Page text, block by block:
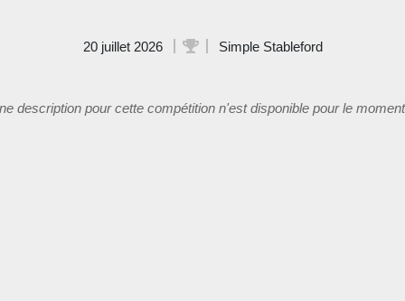
20 juillet 2026 Simple Stableford
description pour cette compétition n'est disponible pour le